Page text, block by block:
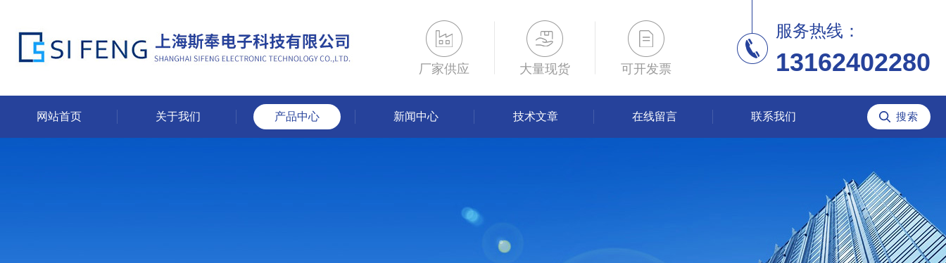
厂家供应 大量现货 可开发票
服务热线：
13162402280
网站首页 关于我们 产品中心 新闻中心 技术文章 在线留言 联系我们